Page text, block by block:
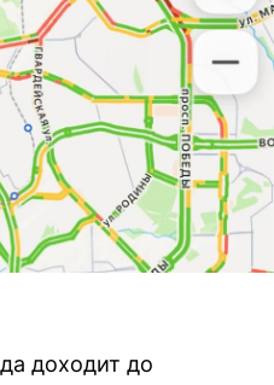
доходит до